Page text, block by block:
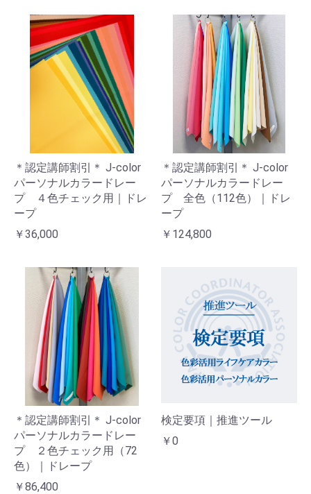
＊認定講師割引＊ J-color
パーソナルカラードレー
プ ４色チェック用｜ドレ
ープ
￥36,000
＊認定講師割引＊ J-color
パーソナルカラードレー
プ 全色（112色）｜ドレ
ープ
￥124,800
＊認定講師割引＊ J-color
パーソナルカラードレー
プ ２色チェック用（72
色）｜ドレープ
￥86,400
検定要項｜推進ツール
￥0